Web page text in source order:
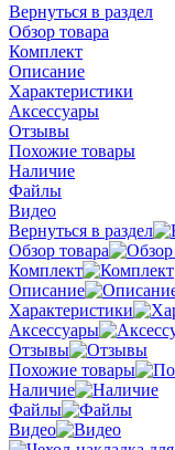
Вернуться в раздел
Обзор товара
Комплект
Описание
Характеристики
Аксессуары
Отзывы
Похожие товары
Наличие
Файлы
Видео
Вернуться в раздел
Обзор товара
Комплект
Описание
Характеристики
Аксессуары
Отзывы
Похожие товары
Наличие
Файлы
Видео